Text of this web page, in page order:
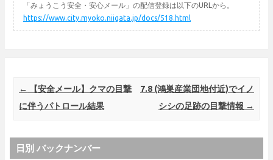
「みょうこう安全・安心メール」の配信登録は以下のURLから。
https://www.city.myoko.niigata.jp/docs/518.html
Post navigation
←
【安全メール】クマの目撃
に伴うパトロール結果
7.8 (鴻巣産業団地付近)でイノ
シシの足跡の目撃情報 →
日別 バックナンバー